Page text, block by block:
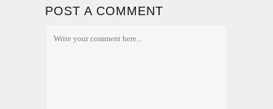
POST A COMMENT